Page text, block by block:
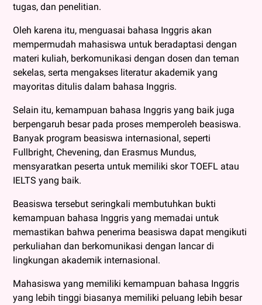
tugas, dan penelitian.
Oleh karena itu, menguasai bahasa Inggris akan
mempermudah mahasiswa untuk beradaptasi dengan
materi kuliah, berkomunikasi dengan dosen dan teman
sekelas, serta mengakses literatur akademik yang
mayoritas ditulis dalam bahasa Inggris.
Selain itu, kemampuan bahasa Inggris yang baik juga
berpengaruh besar pada proses memperoleh beasiswa.
Banyak program beasiswa internasional, seperti
Fullbright, Chevening, dan Erasmus Mundus,
mensyaratkan peserta untuk memiliki skor TOEFL atau
IELTS yang baik.
Beasiswa tersebut seringkali membutuhkan bukti
kemampuan bahasa Inggris yang memadai untuk
memastikan bahwa penerima beasiswa dapat mengikuti
perkuliahan dan berkomunikasi dengan lancar di
lingkungan akademik internasional.
Mahasiswa yang memiliki kemampuan bahasa Inggris
yang lebih tinggi biasanya memiliki peluang lebih besar